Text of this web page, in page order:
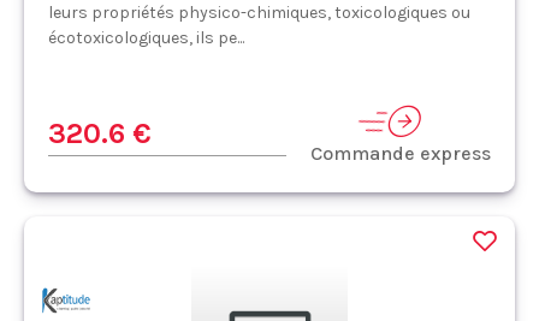
leurs propriétés physico-chimiques, toxicologiques ou
écotoxicologiques, ils pe...
320.6 €
Commande express